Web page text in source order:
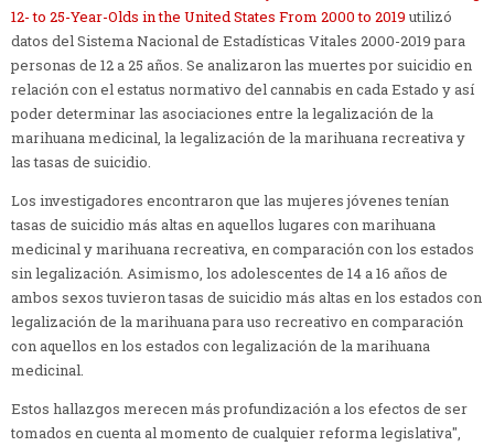
12- to 25-Year-Olds in the United States From 2000 to 2019 utilizó
datos del Sistema Nacional de Estadísticas Vitales 2000-2019 para
personas de 12 a 25 años. Se analizaron las muertes por suicidio en
relación con el estatus normativo del cannabis en cada Estado y así
poder determinar las asociaciones entre la legalización de la
marihuana medicinal, la legalización de la marihuana recreativa y
las tasas de suicidio.
Los investigadores encontraron que las mujeres jóvenes tenían
tasas de suicidio más altas en aquellos lugares con marihuana
medicinal y marihuana recreativa, en comparación con los estados
sin legalización. Asimismo, los adolescentes de 14 a 16 años de
ambos sexos tuvieron tasas de suicidio más altas en los estados con
legalización de la marihuana para uso recreativo en comparación
con aquellos en los estados con legalización de la marihuana
medicinal.
Estos hallazgos merecen más profundización a los efectos de ser
tomados en cuenta al momento de cualquier reforma legislativa",